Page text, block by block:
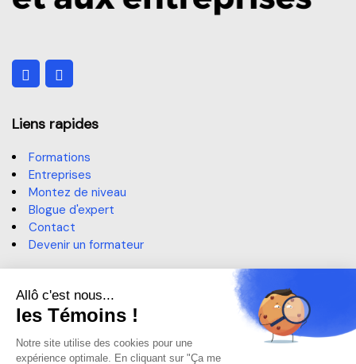
Liens rapides
Formations
Entreprises
Montez de niveau
Blogue d'expert
Contact
Devenir un formateur
Contact
514 364-3320, poste 6191
sae@claurendeau.qc.ca
1111 Rue Lapierre, LaSalle,